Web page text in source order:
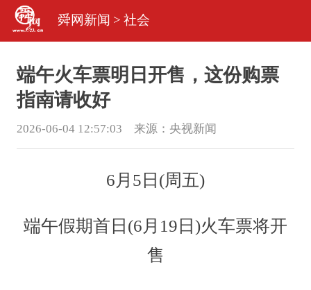
舜网新闻 > 社会
端午火车票明日开售，这份购票
指南请收好
2026-06-04 12:57:03 来源： 央视新闻
6月5日(周五)
端午假期首日(6月19日)火车票将开
售